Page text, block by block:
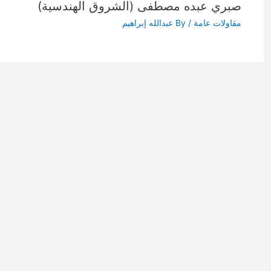
صبري عبده مصطفى (الشروق الهندسية)
مقاولات عامة / By عبدالله إبراهيم